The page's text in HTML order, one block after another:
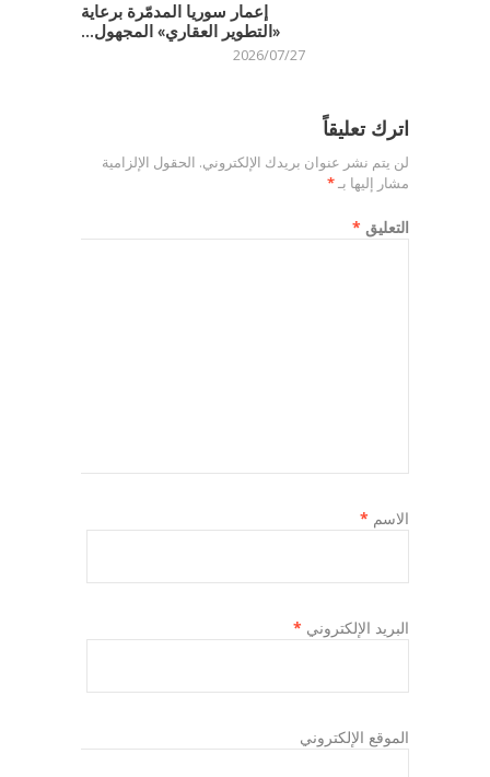
إعمار سوريا المدمّرة برعاية
«التطوير العقاري» المجهول...
2026/07/27
اترك تعليقاً
لن يتم نشر عنوان بريدك الإلكتروني. الحقول الإلزامية
مشار إليها بـ*
التعليق *
الاسم *
البريد الإلكتروني *
الموقع الإلكتروني